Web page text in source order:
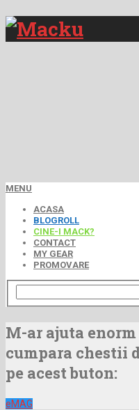
MENU
ACASA
BLOGROLL
CINE-I MACK?
CONTACT
MY GEAR
PROMOVARE
M-ar ajuta
cumpara chestii
pe acest buton:
eMAG